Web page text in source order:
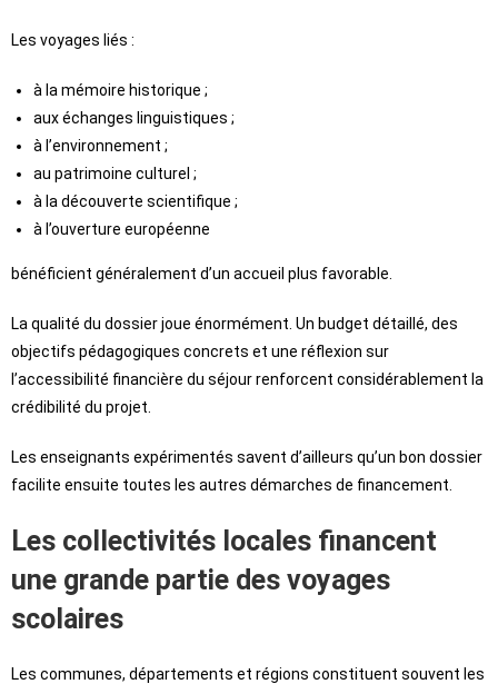
Les voyages liés :
à la mémoire historique ;
aux échanges linguistiques ;
à l’environnement ;
au patrimoine culturel ;
à la découverte scientifique ;
à l’ouverture européenne
bénéficient généralement d’un accueil plus favorable.
La qualité du dossier joue énormément. Un budget détaillé, des
objectifs pédagogiques concrets et une réflexion sur
l’accessibilité financière du séjour renforcent considérablement la
crédibilité du projet.
Les enseignants expérimentés savent d’ailleurs qu’un bon dossier
facilite ensuite toutes les autres démarches de financement.
Les collectivités locales financent
une grande partie des voyages
scolaires
Les communes, départements et régions constituent souvent les